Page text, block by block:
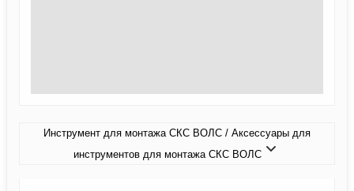
Инструмент для монтажа СКС ВОЛС / Аксессуары для
инструментов для монтажа СКС ВОЛС